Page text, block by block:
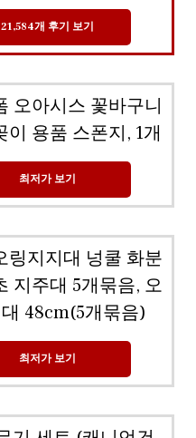
21,584개 후기 보기
오아시스 꽃바구니
이 용품 스폰지, 1개
최저가 보기
링지지대 넝쿨 화분
지주대 5개묶음, 오
48cm(5개묶음)
최저가 보기